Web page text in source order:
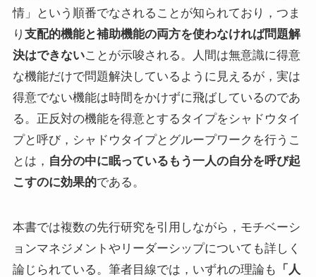
情」という順番でなされることが知られており，つま
り 支配的機能と補助機能の両方を使わなければ問題解
決はできないことが示唆される。人間は無意識に得意
な機能だけで問題解決しているように見えるが，実は
得意でない機能は時間をかけずに飛ばしているのであ
る。正反対の機能を得意とするタイプをシャドウタイ
プと呼び，シャドウタイプとグループワークを行うこ
とは， 自分の中に眠っているもう一人の自分を呼び起
こすのに効果的である。
本書では複数の先行研究を引用しながら，モチベーシ
ョンマネジメントやリーダーシップについても詳しく
論じられている。筆者目線では，いずれの理論も
「人